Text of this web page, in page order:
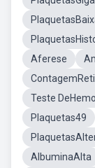
Aferese
Teste
Plaquetas49
AlbuminaAlta